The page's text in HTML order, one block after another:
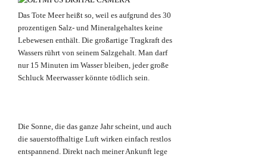
Das Tote Meer heißt so, weil es aufgrund des 30
prozentigen Salz- und Mineralgehaltes keine
Lebewesen enthält. Die großartige Tragkraft des
Wassers rührt von seinem Salzgehalt. Man darf
nur 15 Minuten im Wasser bleiben, jeder große
Schluck Meerwasser könnte tödlich sein.
Die Sonne, die das ganze Jahr scheint, und auch
die sauerstoffhaltige Luft wirken einfach restlos
entspannend. Direkt nach meiner Ankunft lege